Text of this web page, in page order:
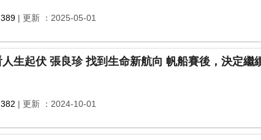
389 | 更新 ：2025-05-01
親歷海上風浪 笑看人生起伏 張良珍 找到生命新航
382 | 更新 ：2024-10-01